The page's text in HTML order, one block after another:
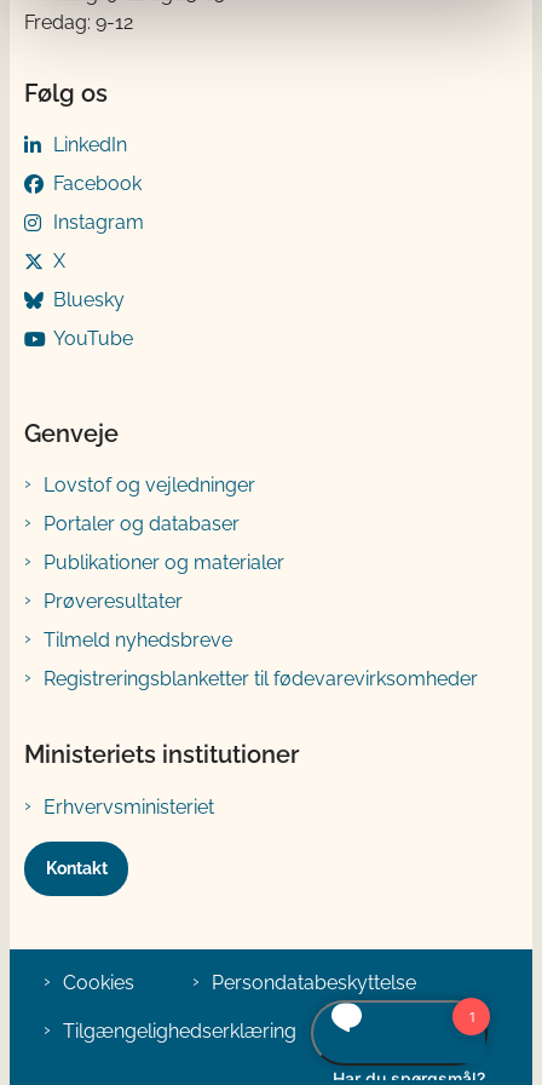
Fredag: 9-12
Følg os
LinkedIn
Facebook
Instagram
X
Bluesky
YouTube
Genveje
Lovstof og vejledninger
Portaler og databaser
Publikationer og materialer
Prøveresultater
Tilmeld nyhedsbreve
Registreringsblanketter til fødevarevirksomheder
Ministeriets institutioner
Erhvervsministeriet
Kontakt
Cookies Persondatabeskyttelse
Tilgængelighedserklæring